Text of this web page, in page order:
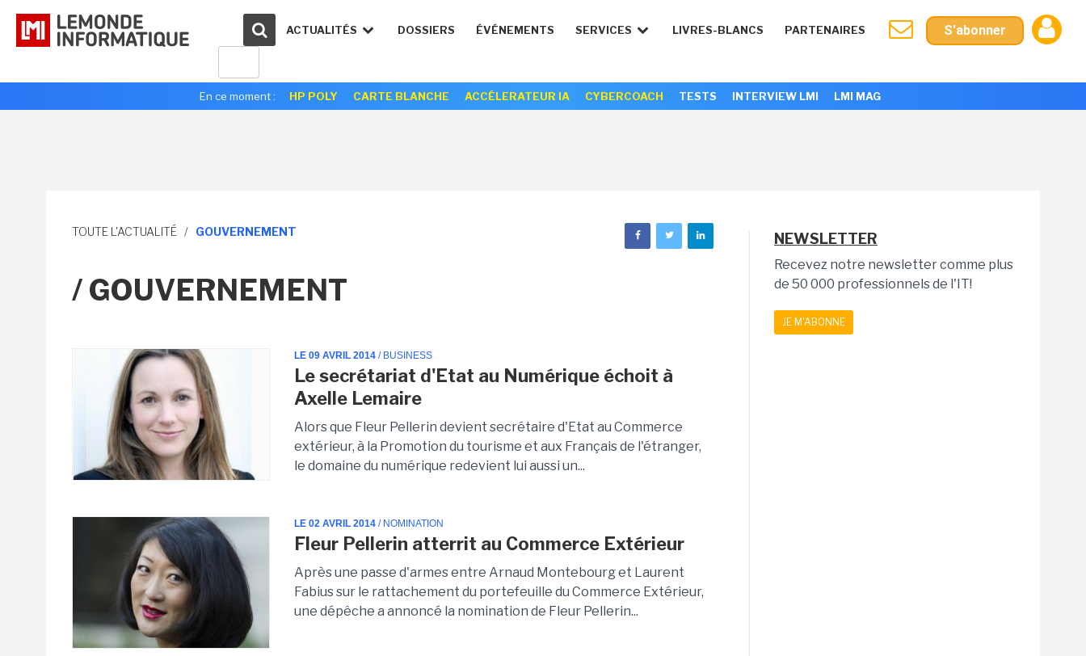
ACTUALITÉS DOSSIERS ÉVÉNEMENTS SERVICES LIVRES-BLANCS PARTENAIRES S'abonner
En ce moment : HP POLY CARTE BLANCHE ACCÉLERATEUR IA CYBERCOACH TESTS INTERVIEW LMI LMI MAG
TOUTE L'ACTUALITÉ / GOUVERNEMENT
/ GOUVERNEMENT
LE 09 AVRIL 2014 / BUSINESS
Le secrétariat d'Etat au Numérique échoit à
Axelle Lemaire
Alors que Fleur Pellerin devient secrétaire d'Etat au Commerce
extérieur, à la Promotion du tourisme et aux Français de l'étranger,
le domaine du numérique redevient lui aussi un...
LE 02 AVRIL 2014 / NOMINATION
Fleur Pellerin atterrit au Commerce Extérieur
Après une passe d'armes entre Arnaud Montebourg et Laurent
Fabius sur le rattachement du portefeuille du Commerce Extérieur,
une dépêche a annoncé la nomination de Fleur Pellerin...
NEWSLETTER
Recevez notre newsletter comme plus
de 50 000 professionnels de l'IT!
JE M'ABONNE